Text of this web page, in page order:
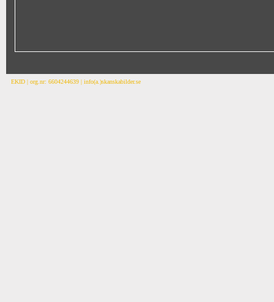
EKID | org.nr: 6604244639 | info(a.)skanskabilder.se